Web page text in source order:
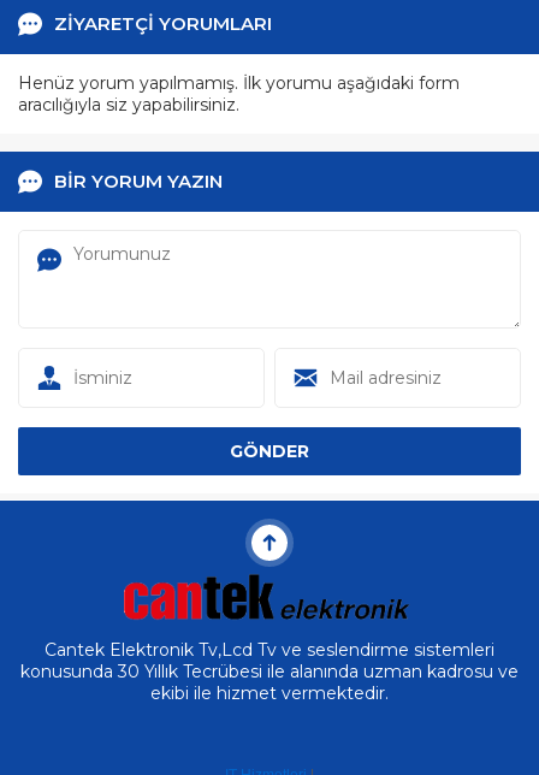
ZİYARETÇİ YORUMLARI
Henüz yorum yapılmamış. İlk yorumu aşağıdaki form
aracılığıyla siz yapabilirsiniz.
BİR YORUM YAZIN
Cantek Elektronik Tv,Lcd Tv ve seslendirme sistemleri
konusunda 30 Yıllık Tecrübesi ile alanında uzman kadrosu ve
ekibi ile hizmet vermektedir.